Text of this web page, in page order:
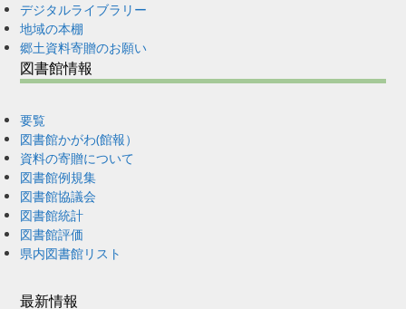
デジタルライブラリー
地域の本棚
郷土資料寄贈のお願い
図書館情報
要覧
図書館かがわ(館報）
資料の寄贈について
図書館例規集
図書館協議会
図書館統計
図書館評価
県内図書館リスト
最新情報